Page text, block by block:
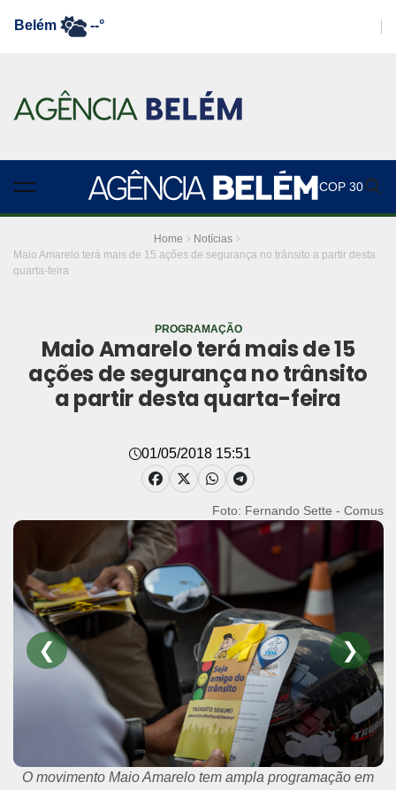
Belém --°
COP 30
Home
Notícias
Maio Amarelo terá mais de 15 ações de segurança no trânsito a partir desta
quarta-feira
PROGRAMAÇÃO
Maio Amarelo terá mais de 15
ações de segurança no trânsito
a partir desta quarta-feira
01/05/2018 15:51
Foto: Fernando Sette - Comus
❮ ❯
O movimento Maio Amarelo tem ampla programação em